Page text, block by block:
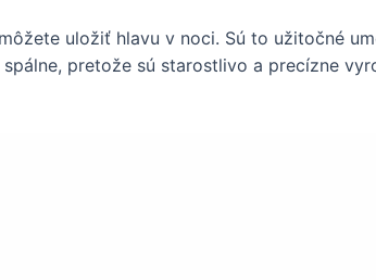
uložiť hlavu v noci. Sú to užitočné
pretože sú starostlivo a precízne